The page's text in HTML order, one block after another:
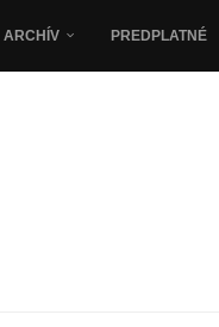
ARCHÍV PREDPLATNÉ